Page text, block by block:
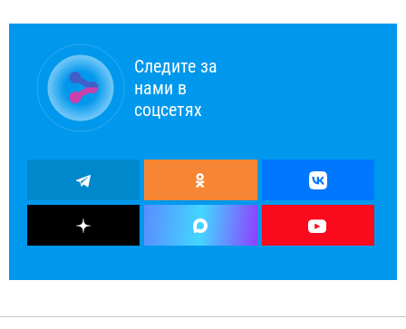
Следите за
нами в
соцсетях